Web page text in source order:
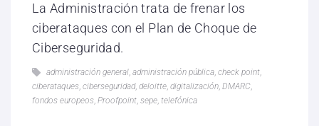
La Administración trata de frenar los
ciberataques con el Plan de Choque de
Ciberseguridad.
administración general, administración pública, check point,
ciberataques, ciberseguridad, deloitte, digitalización, DMARC,
fondos europeos, Proofpoint, sepe, telefónica